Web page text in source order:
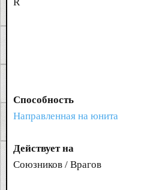
Способность
Направленная на юнита
Действует на
Союзников / Врагов